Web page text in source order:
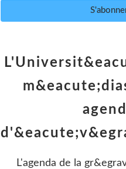
L'agenda de la